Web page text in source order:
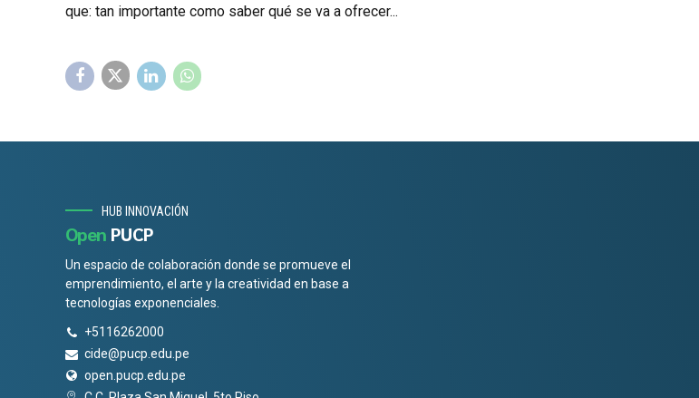
que: tan importante como saber qué se va a ofrecer...
HUB INNOVACIÓN
Open PUCP
Un espacio de colaboración donde se promueve el
emprendimiento, el arte y la creatividad en base a
tecnologías exponenciales.
+5116262000
cide@pucp.edu.pe
open.pucp.edu.pe